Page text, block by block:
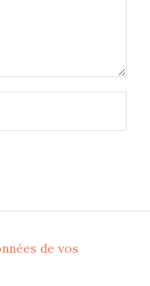
de vos